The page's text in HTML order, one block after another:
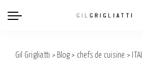
Gil Grigliatti > Blog > chefs de cuisine >